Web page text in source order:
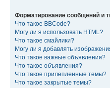
Форматирование сообщений и
Что такое BBCode?
Могу ли я использовать HTML?
Что такое смайлики?
Могу ли я добавлять
Что такое важные объявления?
Что такое объявления?
Что такое прилепленные темы?
Что такое закрытые темы?